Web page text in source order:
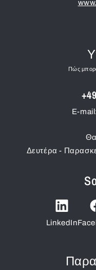
Πώς
E-mail:
Δευτέρα -
LinkedIn